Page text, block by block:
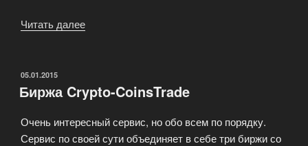
Читать далее
Windows
ОПУБЛИКОВАНО
05.01.2015
Биржа Crypto-CoinsTrade
Очень интересный сервис, но обо всем по порядку.
Сервис по своей сути объединяет в себе три биржи со